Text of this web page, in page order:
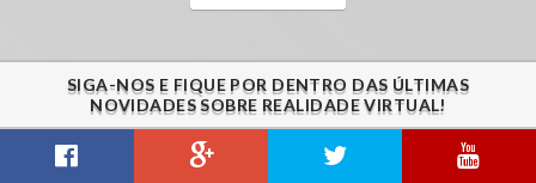
SIGA-NOS E FIQUE POR DENTRO DAS ÚLTIMAS
NOVIDADES SOBRE REALIDADE VIRTUAL!